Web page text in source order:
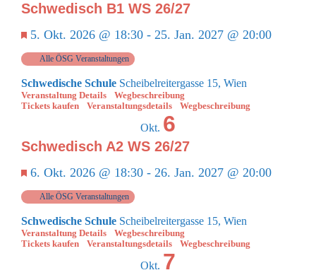
Schwedisch B1 WS 26/27
Empfohlen
5. Okt. 2026 @ 18:30 - 25. Jan. 2027 @ 20:00
Alle ÖSG Veranstaltungen
Schwedische Schule Scheibelreitergasse 15, Wien
Veranstaltung Details
Wegbeschreibung
Tickets kaufen
Veranstaltungsdetails Wegbeschreibung
Okt. 6
Schwedisch A2 WS 26/27
Empfohlen
6. Okt. 2026 @ 18:30 - 26. Jan. 2027 @ 20:00
Alle ÖSG Veranstaltungen
Schwedische Schule Scheibelreitergasse 15, Wien
Veranstaltung Details
Wegbeschreibung
Tickets kaufen
Veranstaltungsdetails Wegbeschreibung
Okt. 7